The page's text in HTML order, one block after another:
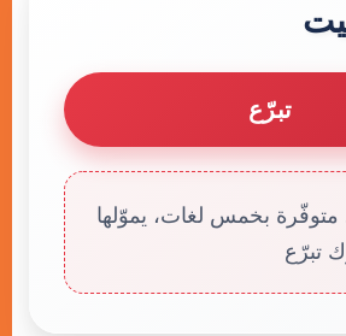
تبرّع
متوفّرة بخمس لغات، يموّلها
تبرّع